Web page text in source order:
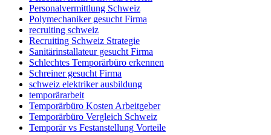
Personalvermittlung Schweiz
Polymechaniker gesucht Firma
recruiting schweiz
Recruiting Schweiz Strategie
Sanitärinstallateur gesucht Firma
Schlechtes Temporärbüro erkennen
Schreiner gesucht Firma
schweiz elektriker ausbildung
temporärarbeit
Temporärbüro Kosten Arbeitgeber
Temporärbüro Vergleich Schweiz
Temporär vs Festanstellung Vorteile